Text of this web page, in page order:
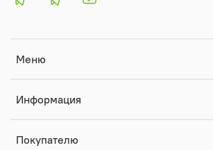
Меню
Информация
Покупателю